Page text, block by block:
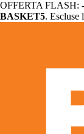
OFFERTA FLASH:
BASKET5. Escluse